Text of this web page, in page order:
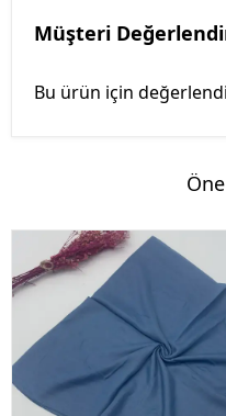
Müşteri
Bu ürün için